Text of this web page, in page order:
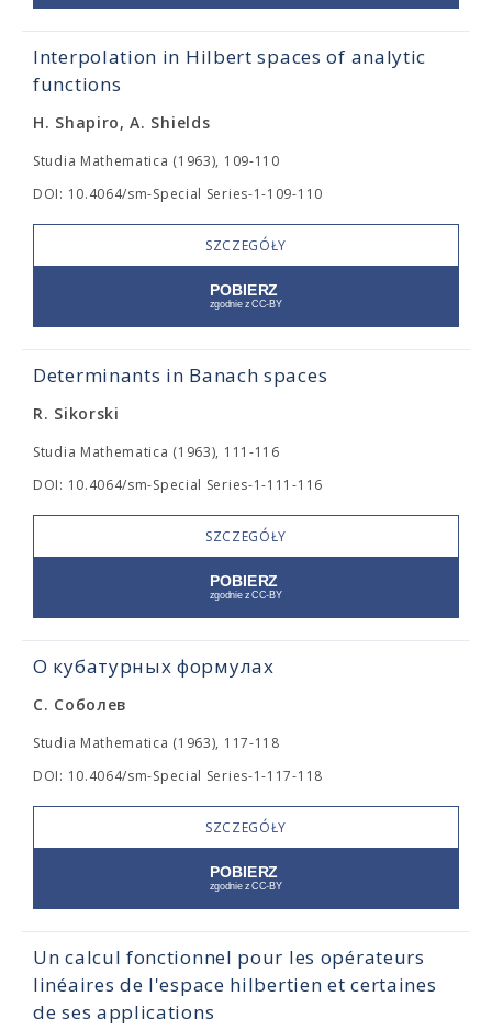
Interpolation in Hilbert spaces of analytic
functions
H. Shapiro, A. Shields
Studia Mathematica (1963), 109-110
DOI: 10.4064/sm-Special Series-1-109-110
SZCZEGÓŁY
Determinants in Banach spaces
R. Sikorski
Studia Mathematica (1963), 111-116
DOI: 10.4064/sm-Special Series-1-111-116
SZCZEGÓŁY
О кубатурных формулах
С. Соболев
Studia Mathematica (1963), 117-118
DOI: 10.4064/sm-Special Series-1-117-118
SZCZEGÓŁY
Un calcul fonctionnel pour les opérateurs
linéaires de l'espace hilbertien et certaines
de ses applications